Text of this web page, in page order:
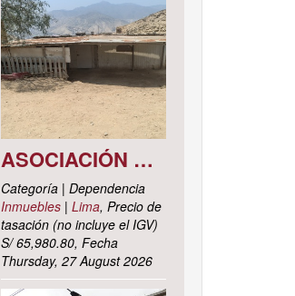
ASOCIACIÓN DE VIVIENDA LOS CACTUS MZ. C LOTE 9, DISTRITO DE PACHACAMAC, PROVINCIA Y DEPARTAMENTO DE LIMA
Categoría | Dependencia
Inmuebles| Lima, Precio de
tasación (no incluye el IGV)
S/ 65,980.80, Fecha
Thursday, 27 August 2026